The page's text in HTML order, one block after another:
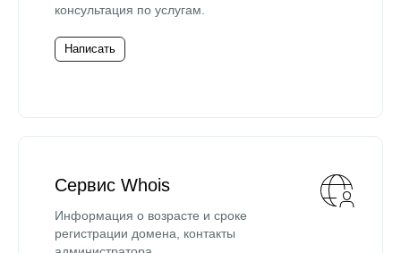
консультация по услугам.
Написать
Сервис Whois
Информация о возрасте и сроке
регистрации домена, контакты